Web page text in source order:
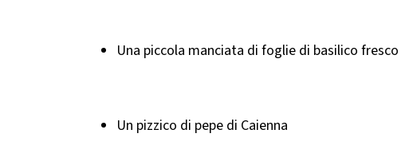
Una piccola manciata di foglie di basilico fresco
Un pizzico di pepe di Caienna